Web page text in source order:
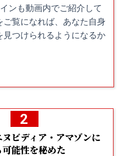
ンも動画内でご紹介して
ご覧になれば、あなた自身
見つけられるようになるか
ビディア・アマゾンに
可能性を秘めた
2